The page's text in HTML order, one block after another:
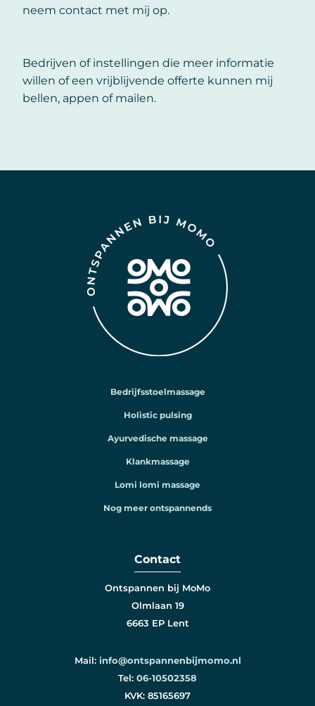
neem contact met mij op.
Bedrijven of instellingen die meer informatie
willen of een vrijblijvende offerte kunnen mij
bellen, appen of mailen.
Bedrijfsstoelmassage
Holistic pulsing
Ayurvedische massage
Klankmassage
Lomi lomi massage
Nog meer ontspannends
Contact
Ontspannen bij MoMo
Olmlaan 19
6663 EP Lent
Mail: info@ontspannenbijmomo.nl
Tel: 06-10502358
KVK: 85165697